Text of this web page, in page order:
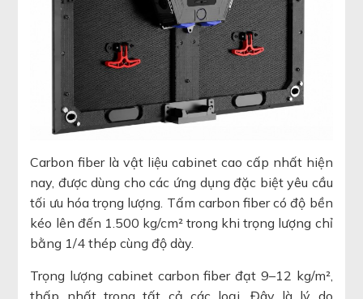
Carbon fiber là vật liệu cabinet cao cấp nhất hiện
nay, được dùng cho các ứng dụng đặc biệt yêu cầu
tối ưu hóa trọng lượng. Tấm carbon fiber có độ bền
kéo lên đến 1.500 kg/cm² trong khi trọng lượng chỉ
bằng 1/4 thép cùng độ dày.
Trọng lượng cabinet carbon fiber đạt 9–12 kg/m²,
thấp nhất trong tất cả các loại. Đây là lý do